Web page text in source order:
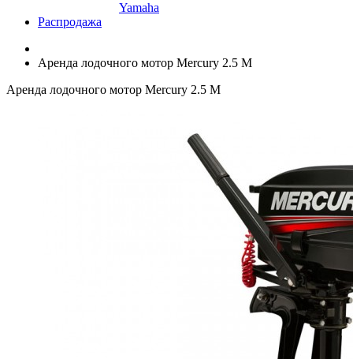
Yamaha
Распродажа
Аренда лодочного мотор Mercury 2.5 M
Аренда лодочного мотор Mercury 2.5 M